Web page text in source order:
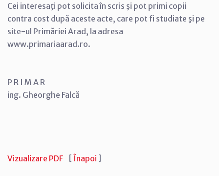
Cei interesaţi pot solicita în scris şi pot primi copii
contra cost după aceste acte, care pot fi studiate şi pe
site-ul Primăriei Arad, la adresa
www.primariaarad.ro.
P R I M A R
ing. Gheorghe Falcă
Vizualizare PDF [ Înapoi ]